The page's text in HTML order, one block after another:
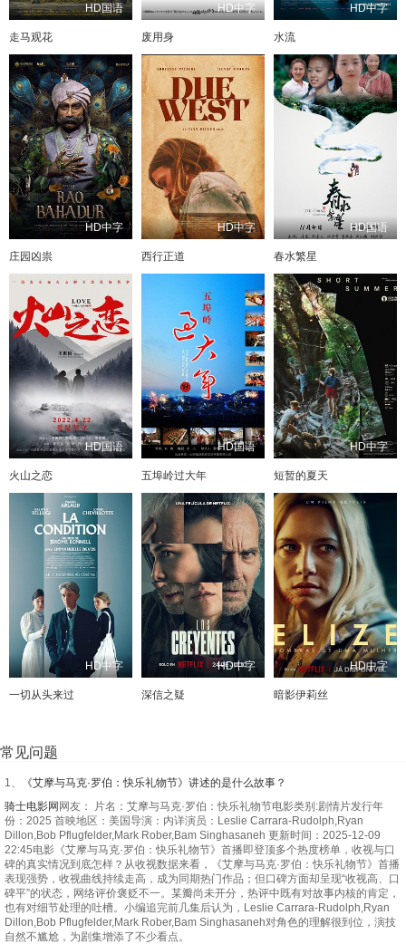
HD国语
走马观花
HD中字
废用身
HD中字
水流
HD中字
庄园凶祟
HD中字
西行正道
HD国语
春水繁星
HD国语
火山之恋
HD国语
五埠岭过大年
HD中字
短暂的夏天
HD中字
一切从头来过
HD中字
深信之疑
HD中字
暗影伊莉丝
常见问题
1、
《艾摩与马克·罗伯：快乐礼物节》讲述的是什么故事？
骑士电影网网友： 片名：艾摩与马克·罗伯：快乐礼物节电影类别:剧情片发行年
份：2025 首映地区：美国导演：内详演员：Leslie Carrara-Rudolph,Ryan
Dillon,Bob Pflugfelder,Mark Rober,Bam Singhasaneh 更新时间：2025-12-09
22:45电影《艾摩与马克·罗伯：快乐礼物节》首播即登顶多个热度榜单，收视与口
碑的真实情况到底怎样？从收视数据来看，《艾摩与马克·罗伯：快乐礼物节》首播
表现强势，收视曲线持续走高，成为同期热门作品；但口碑方面却呈现“收视高、口
碑平”的状态，网络评价褒贬不一。某瓣尚未开分，热评中既有对故事内核的肯定，
也有对细节处理的吐槽。小编追完前几集后认为，Leslie Carrara-Rudolph,Ryan
Dillon,Bob Pflugfelder,Mark Rober,Bam Singhasaneh对角色的理解很到位，演技
自然不尴尬，为剧集增添了不少看点。